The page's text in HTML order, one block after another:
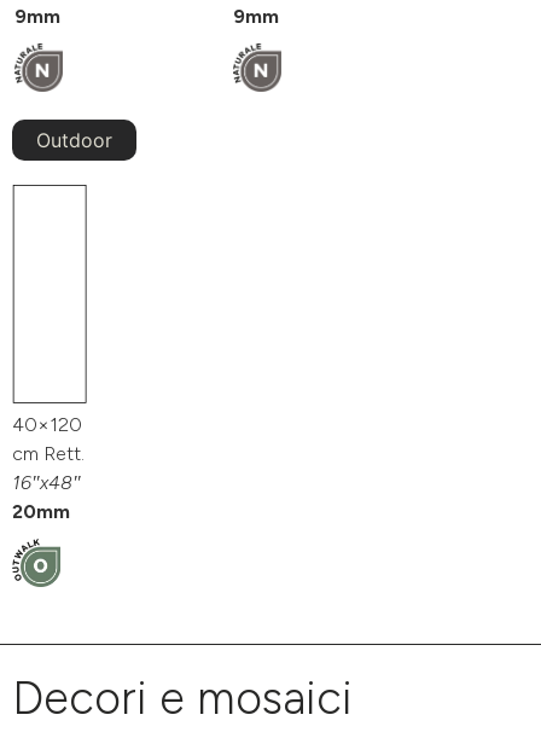
9mm
9mm
Outdoor
40×120
cm Rett.
16″x48″
20mm
Decori e mosaici